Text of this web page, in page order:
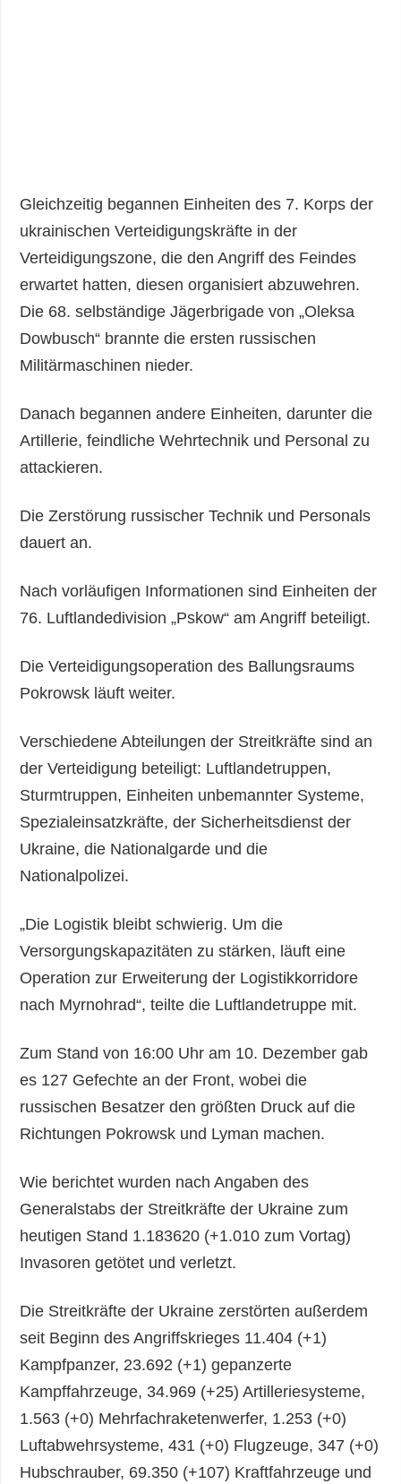
Gleichzeitig begannen Einheiten des 7. Korps der
ukrainischen Verteidigungskräfte in der
Verteidigungszone, die den Angriff des Feindes
erwartet hatten, diesen organisiert abzuwehren.
Die 68. selbständige Jägerbrigade von „Oleksa
Dowbusch“ brannte die ersten russischen
Militärmaschinen nieder.
Danach begannen andere Einheiten, darunter die
Artillerie, feindliche Wehrtechnik und Personal zu
attackieren.
Die Zerstörung russischer Technik und Personals
dauert an.
Nach vorläufigen Informationen sind Einheiten der
76. Luftlandedivision „Pskow“ am Angriff beteiligt.
Die Verteidigungsoperation des Ballungsraums
Pokrowsk läuft weiter.
Verschiedene Abteilungen der Streitkräfte sind an
der Verteidigung beteiligt: Luftlandetruppen,
Sturmtruppen, Einheiten unbemannter Systeme,
Spezialeinsatzkräfte, der Sicherheitsdienst der
Ukraine, die Nationalgarde und die
Nationalpolizei.
„Die Logistik bleibt schwierig. Um die
Versorgungskapazitäten zu stärken, läuft eine
Operation zur Erweiterung der Logistikkorridore
nach Myrnohrad“, teilte die Luftlandetruppe mit.
Zum Stand von 16:00 Uhr am 10. Dezember gab
es 127 Gefechte an der Front, wobei die
russischen Besatzer den größten Druck auf die
Richtungen Pokrowsk und Lyman machen.
Wie berichtet wurden nach Angaben des
Generalstabs der Streitkräfte der Ukraine zum
heutigen Stand 1.183620 (+1.010 zum Vortag)
Invasoren getötet und verletzt.
Die Streitkräfte der Ukraine zerstörten außerdem
seit Beginn des Angriffskrieges 11.404 (+1)
Kampfpanzer, 23.692 (+1) gepanzerte
Kampffahrzeuge, 34.969 (+25) Artilleriesysteme,
1.563 (+0) Mehrfachraketenwerfer, 1.253 (+0)
Luftabwehrsysteme, 431 (+0) Flugzeuge, 347 (+0)
Hubschrauber, 69.350 (+107) Kraftfahrzeuge und